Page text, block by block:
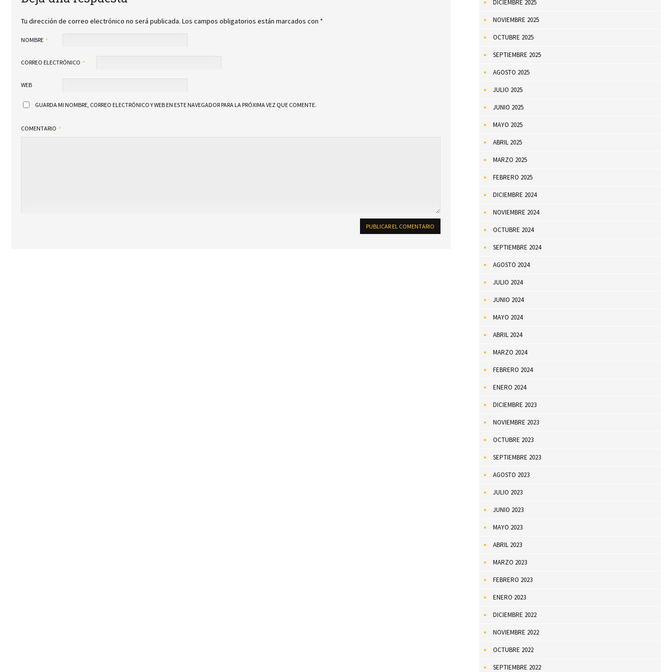
Tu dirección de correo electrónico no será publicada. Los campos obligatorios están marcados con *
NOMBRE
CORREO ELECTRÓNICO
WEB
GUARDA MI NOMBRE, CORREO ELECTRÓNICO Y WEB EN ESTE NAVEGADOR PARA LA PRÓXIMA VEZ QUE COMENTE.
COMENTARIO
DICIEMBRE 2025
NOVIEMBRE 2025
OCTUBRE 2025
SEPTIEMBRE 2025
AGOSTO 2025
JULIO 2025
JUNIO 2025
MAYO 2025
ABRIL 2025
MARZO 2025
FEBRERO 2025
DICIEMBRE 2024
NOVIEMBRE 2024
OCTUBRE 2024
SEPTIEMBRE 2024
AGOSTO 2024
JULIO 2024
JUNIO 2024
MAYO 2024
ABRIL 2024
MARZO 2024
FEBRERO 2024
ENERO 2024
DICIEMBRE 2023
NOVIEMBRE 2023
OCTUBRE 2023
SEPTIEMBRE 2023
AGOSTO 2023
JULIO 2023
JUNIO 2023
MAYO 2023
ABRIL 2023
MARZO 2023
FEBRERO 2023
ENERO 2023
DICIEMBRE 2022
NOVIEMBRE 2022
OCTUBRE 2022
SEPTIEMBRE 2022